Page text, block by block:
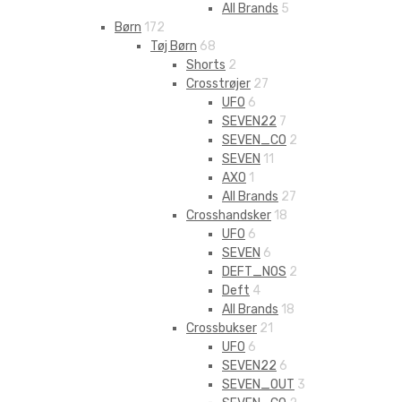
All Brands 5
Børn 172
Tøj Børn 68
Shorts 2
Crosstrøjer 27
UFO 6
SEVEN22 7
SEVEN_CO 2
SEVEN 11
AXO 1
All Brands 27
Crosshandsker 18
UFO 6
SEVEN 6
DEFT_NOS 2
Deft 4
All Brands 18
Crossbukser 21
UFO 6
SEVEN22 6
SEVEN_OUT 3